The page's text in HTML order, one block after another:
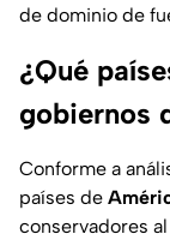
de dominio de
¿Qué
gobiernos
Conforme a
países de
conservadores